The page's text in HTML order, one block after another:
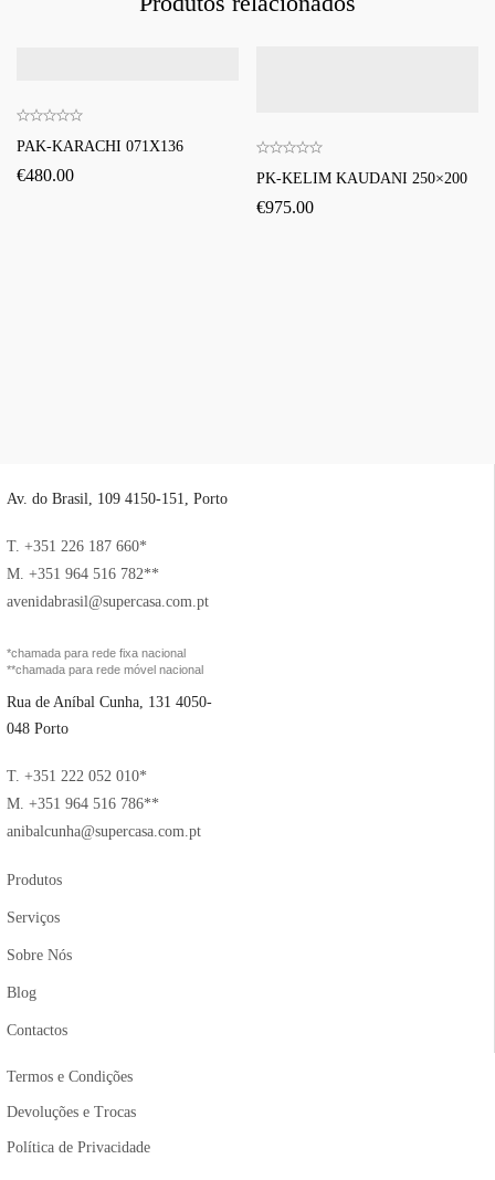
PAK-KARACHI 071X136
€480.00 PK-KELIM KAUDANI 250×200
€975.00
Av. do Brasil, 109 4150-151, Porto
T. +351 226 187 660*
M. +351 964 516 782**
avenidabrasil@supercasa.com.pt
*chamada para rede fixa nacional
**chamada para rede móvel nacional
Rua de Aníbal Cunha, 131 4050-
048 Porto
T. +351 222 052 010*
M. +351 964 516 786**
anibalcunha@supercasa.com.pt
Produtos
Serviços
Sobre Nós
Blog
Contactos
Termos e Condições
Devoluções e Trocas
Política de Privacidade